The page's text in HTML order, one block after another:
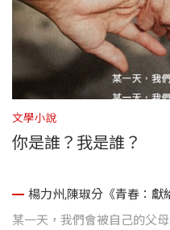
文學小說
你是誰？我是誰？
楊力州,陳琡分《青春：獻
某一天，我們會被自己的父